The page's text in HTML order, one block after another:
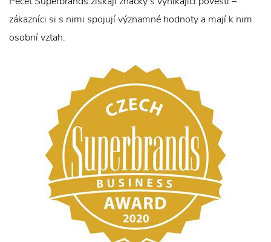
zákazníci si s nimi spojují významné hodnoty a mají k nim
osobní vztah.